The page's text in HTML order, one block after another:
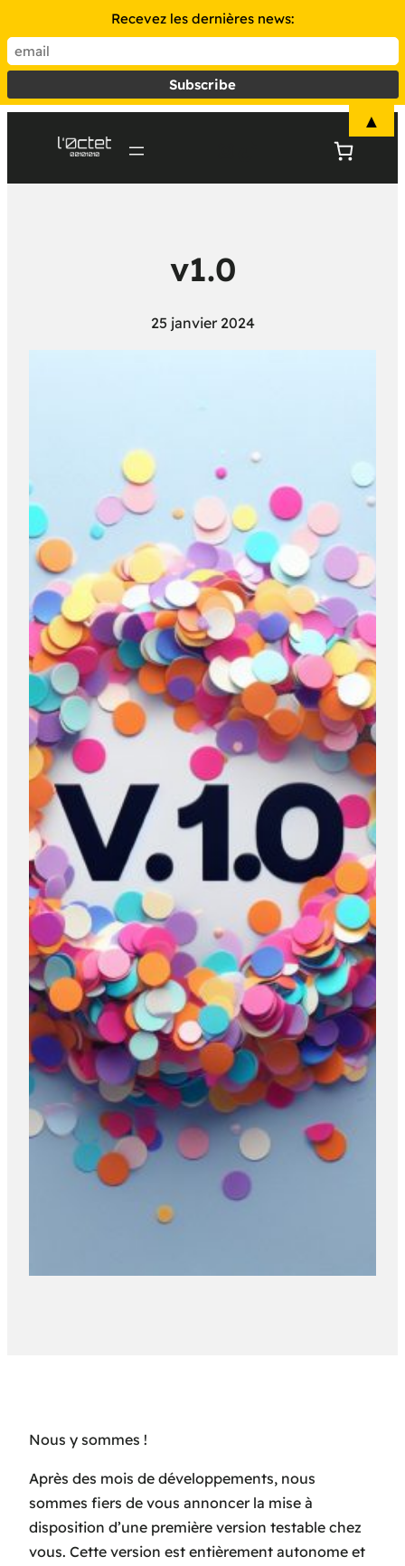
v1.0
25 janvier 2024
Nous y sommes !
Après des mois de développements, nous
sommes fiers de vous annoncer la mise à
disposition d’une première version testable chez
vous. Cette version est entièrement autonome et
Recevez les dernières news:
▲